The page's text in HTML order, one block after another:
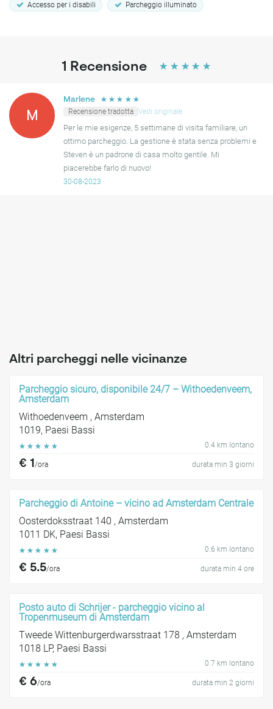
Accesso per i disabili
Parcheggio illuminato
1 Recensione ☆ ☆ ☆ ☆ ☆
M
Marlene ☆ ☆ ☆ ☆ ☆
Recensione tradotta Vedi originale
Per le mie esigenze, 5 settimane di visita familiare, un
ottimo parcheggio. La gestione è stata senza problemi e
Steven è un padrone di casa molto gentile. Mi
piacerebbe farlo di nuovo!
30-08-2023
Altri parcheggi nelle vicinanze
Parcheggio sicuro, disponibile 24/7 – Withoedenveem,
Amsterdam
Withoedenveem , Amsterdam
1019, Paesi Bassi
☆ ☆ ☆ ☆ ☆ 0.4 km lontano
€ 1/ora durata min 3 giorni
Parcheggio di Antoine – vicino ad Amsterdam Centrale
Oosterdoksstraat 140 , Amsterdam
1011 DK, Paesi Bassi
☆ ☆ ☆ ☆ ☆ 0.6 km lontano
€ 5.5/ora durata min 4 ore
Posto auto di Schrijer - parcheggio vicino al
Tropenmuseum di Amsterdam
Tweede Wittenburgerdwarsstraat 178 , Amsterdam
1018 LP, Paesi Bassi
☆ ☆ ☆ ☆ ☆ 0.7 km lontano
€ 6/ora durata min 2 giorni